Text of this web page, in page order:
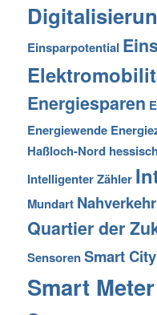
Einsparpotential
Energiesparen
Energiewende
Haßloch-Nord hessisch
Intelligenter Zähler
Mundart Nahverkehr
Quartier der
SensorenSmart City
Smart Meter